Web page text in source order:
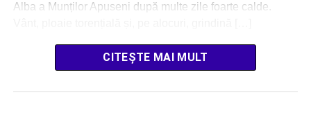
Alba a Munților Apuseni după multe zile foarte calde.
CITEȘTE MAI MULT